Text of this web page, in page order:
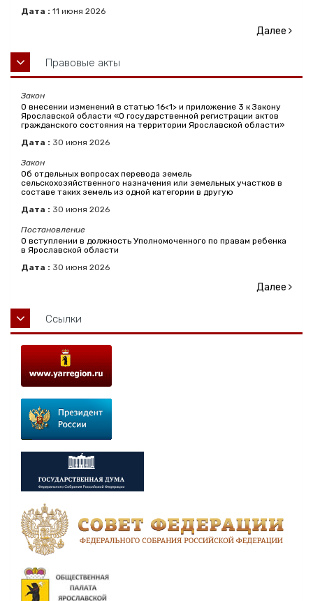
Дата : 11 июня 2026
Далее
Правовые акты
Закон
О внесении изменений в статью 16<1> и приложение 3 к Закону
Ярославской области «О государственной регистрации актов
гражданского состояния на территории Ярославской области»
Дата : 30 июня 2026
Закон
Об отдельных вопросах перевода земель
сельскохозяйственного назначения или земельных участков в
составе таких земель из одной категории в другую
Дата : 30 июня 2026
Постановление
О вступлении в должность Уполномоченного по правам ребенка
в Ярославской области
Дата : 30 июня 2026
Далее
Ссылки